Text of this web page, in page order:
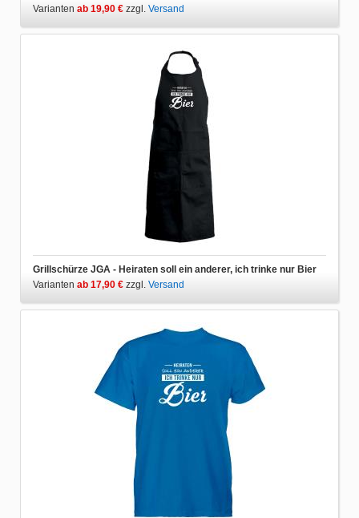
Varianten ab 19,90 € zzgl. Versand
Grillschürze JGA - Heiraten soll ein anderer, ich trinke nur Bier
Varianten ab 17,90 € zzgl. Versand